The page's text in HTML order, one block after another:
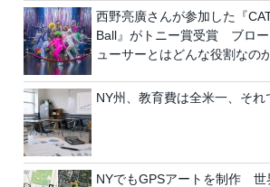
西野亮廣さんが参加した『
Ball』がトニー賞受賞 ブロ
ューサーとはどんな役割なの
NY州、教育費は全米一、それ
NYでもGPSアートを制作 世